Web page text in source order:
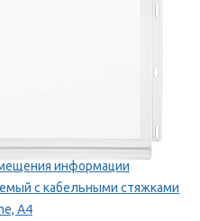
информации
с кабельными стяжками
А4